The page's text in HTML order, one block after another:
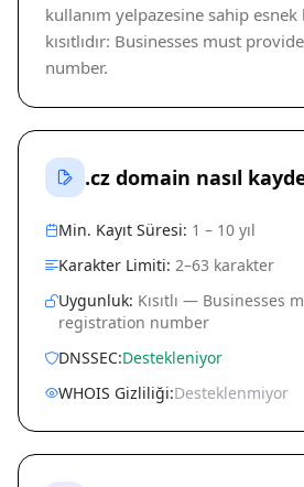
kullanım yelpazesine sahip esnek
kısıtlıdır: Businesses must
number.
.cz domain nasıl
Min. Kayıt Süresi: 1 – 10 yıl
Karakter Limiti: 2–63 karakter
Uygunluk: Kısıtlı — Businesses
registration number
DNSSEC:Destekleniyor
WHOIS Gizliliği:Desteklenmiyor